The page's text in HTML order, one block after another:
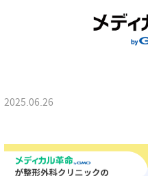
2025.06.26